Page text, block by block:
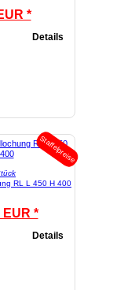
*
Details
Staffelpreise
RL L 450 H 400
EUR *
Details